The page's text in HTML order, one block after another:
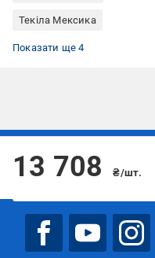
Текіла Мексика
Текіла Don Julio
Текіла 0,7 л
Текіла anejo
Текіла 100% агава
Показати ще 4
13 708 ₴/шт.
Підписуйтесь, щоб